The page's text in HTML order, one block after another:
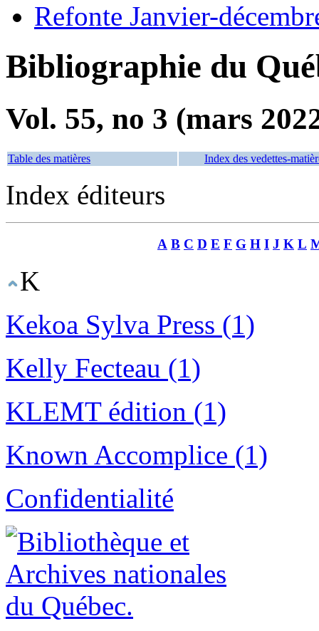
Refonte Janvier-
Bibliographie du
Vol. 55, no 3 (mars
Table des matières Index des vedettes-
Index éditeurs
A B C D E F G H I J K L
K
Kekoa Sylva Press (1)
Kelly Fecteau (1)
KLEMT édition (1)
Known Accomplice (1)
Confidentialité